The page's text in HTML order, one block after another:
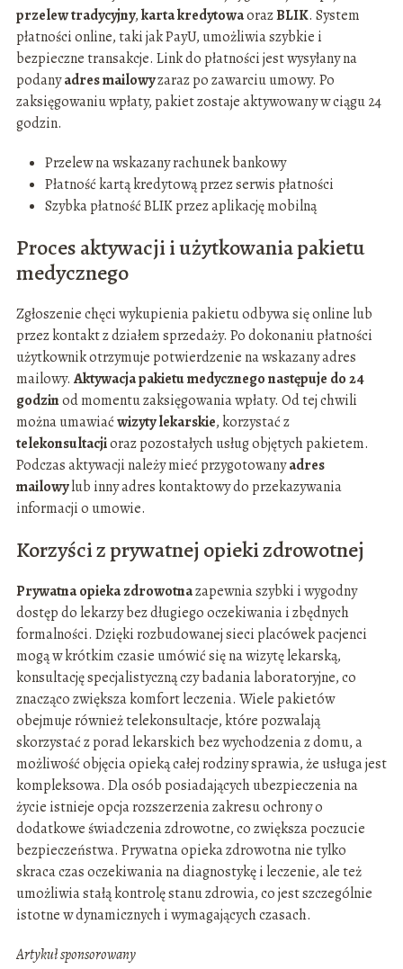
przelew tradycyjny,karta kredytowaorazBLIK. System
płatności online, taki jak PayU, umożliwia szybkie i
bezpieczne transakcje. Link do płatności jest wysyłany na
podanyadres mailowyzaraz po zawarciu umowy. Po
zaksięgowaniu wpłaty, pakiet zostaje aktywowany w ciągu 24
godzin.
Przelew na wskazany rachunek bankowy
Płatność kartą kredytową przez serwis płatności
Szybka płatność BLIK przez aplikację mobilną
Proces aktywacji i użytkowania pakietu
medycznego
Zgłoszenie chęci wykupienia pakietu odbywa się online lub
przez kontakt z działem sprzedaży. Po dokonaniu płatności
użytkownik otrzymuje potwierdzenie na wskazany adres
mailowy. Aktywacja pakietu medycznego następuje do 24
godzinod momentu zaksięgowania wpłaty. Od tej chwili
można umawiaćwizyty lekarskie, korzystać z
telekonsultacjioraz pozostałych usług objętych pakietem.
Podczas aktywacji należy mieć przygotowanyadres
mailowylub inny adres kontaktowy do przekazywania
informacji o umowie.
Korzyści z prywatnej opieki zdrowotnej
Prywatna opieka zdrowotnazapewnia szybki i wygodny
dostęp do lekarzy bez długiego oczekiwania i zbędnych
formalności. Dzięki rozbudowanej sieci placówek pacjenci
mogą w krótkim czasie umówić się na wizytę lekarską,
konsultację specjalistyczną czy badania laboratoryjne, co
znacząco zwiększa komfort leczenia. Wiele pakietów
obejmuje również telekonsultacje, które pozwalają
skorzystać z porad lekarskich bez wychodzenia z domu, a
możliwość objęcia opieką całej rodziny sprawia, że usługa jest
kompleksowa. Dla osób posiadających ubezpieczenia na
życie istnieje opcja rozszerzenia zakresu ochrony o
dodatkowe świadczenia zdrowotne, co zwiększa poczucie
bezpieczeństwa. Prywatna opieka zdrowotna nie tylko
skraca czas oczekiwania na diagnostykę i leczenie, ale też
umożliwia stałą kontrolę stanu zdrowia, co jest szczególnie
istotne w dynamicznych i wymagających czasach.
Artykuł sponsorowany